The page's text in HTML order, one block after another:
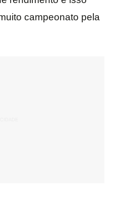
campeonato pela